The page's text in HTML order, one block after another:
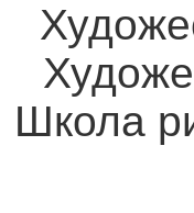
Школа